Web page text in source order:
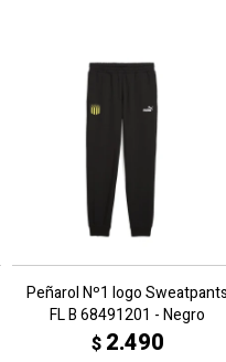
Peñarol Nº1 logo
FL B 68491201 - Negro
$ 2.490